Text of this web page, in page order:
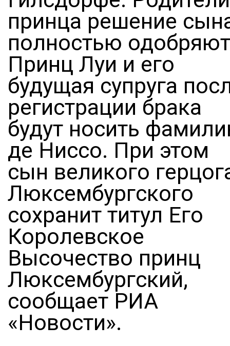
принца решение
полностью
Принц Луи и его
будущая супруга
регистрации брака
будут носить
де Ниссо. При этом
сын великого
Люксембургского
сохранит титул Его
Королевское
Высочество принц
Люксембургский,
сообщает РИА
«Новости».